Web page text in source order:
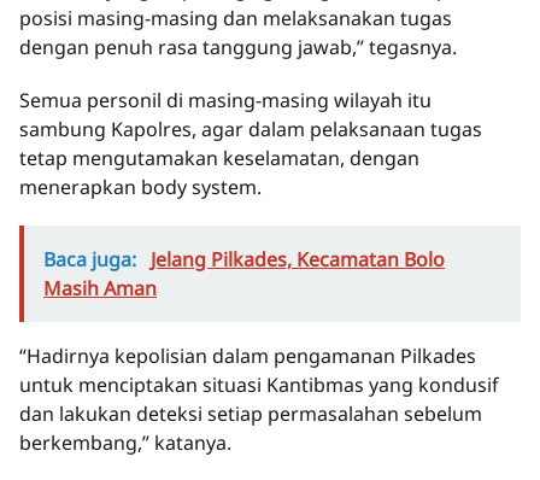
posisi masing-masing dan melaksanakan tugas
dengan penuh rasa tanggung jawab,” tegasnya.
Semua personil di masing-masing wilayah itu
sambung Kapolres, agar dalam pelaksanaan tugas
tetap mengutamakan keselamatan, dengan
menerapkan body system.
Baca juga: Jelang Pilkades, Kecamatan Bolo
Masih Aman
“Hadirnya kepolisian dalam pengamanan Pilkades
untuk menciptakan situasi Kantibmas yang kondusif
dan lakukan deteksi setiap permasalahan sebelum
berkembang,” katanya.